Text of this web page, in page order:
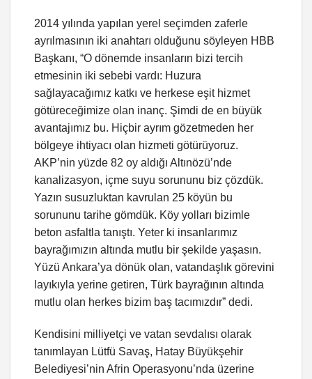
2014 yılında yapılan yerel seçimden zaferle
ayrılmasının iki anahtarı olduğunu söyleyen HBB
Başkanı, “O dönemde insanların bizi tercih
etmesinin iki sebebi vardı: Huzura
sağlayacağımız katkı ve herkese eşit hizmet
götüreceğimize olan inanç. Şimdi de en büyük
avantajımız bu. Hiçbir ayrım gözetmeden her
bölgeye ihtiyacı olan hizmeti götürüyoruz.
AKP’nin yüzde 82 oy aldığı Altınözü’nde
kanalizasyon, içme suyu sorununu biz çözdük.
Yazın susuzluktan kavrulan 25 köyün bu
sorununu tarihe gömdük. Köy yolları bizimle
beton asfaltla tanıştı. Yeter ki insanlarımız
bayrağımızın altında mutlu bir şekilde yaşasın.
Yüzü Ankara’ya dönük olan, vatandaşlık görevini
layıkıyla yerine getiren, Türk bayrağının altında
mutlu olan herkes bizim baş tacımızdır” dedi.
Kendisini milliyetçi ve vatan sevdalısı olarak
tanımlayan Lütfü Savaş, Hatay Büyükşehir
Belediyesi’nin Afrin Operasyonu’nda üzerine